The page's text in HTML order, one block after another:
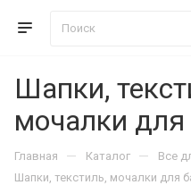
Шапки,
мочалки для
Главная — Каталог — Все
Шапки, текстиль, мочалки для